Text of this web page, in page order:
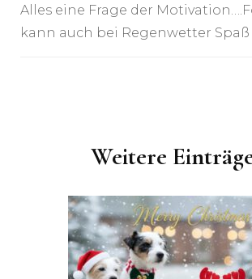
Alles eine Frage der
kann auch bei Regenwetter Spaß
Weitere